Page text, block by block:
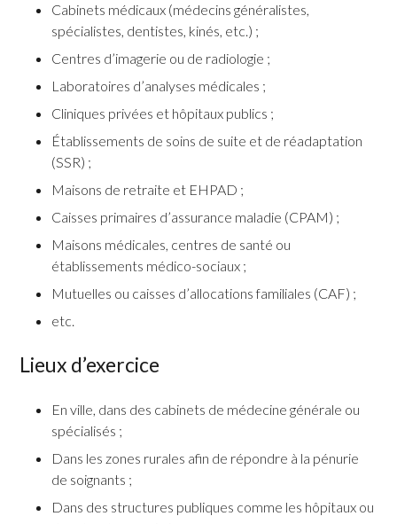
Cabinets médicaux (médecins généralistes,
spécialistes, dentistes, kinés, etc.) ;
Centres d’imagerie ou de radiologie ;
Laboratoires d’analyses médicales ;
Cliniques privées et hôpitaux publics ;
Établissements de soins de suite et de réadaptation
(SSR) ;
Maisons de retraite et EHPAD ;
Caisses primaires d’assurance maladie (CPAM) ;
Maisons médicales, centres de santé ou
établissements médico-sociaux ;
Mutuelles ou caisses d’allocations familiales (CAF) ;
etc.
Lieux d’exercice
En ville, dans des cabinets de médecine générale ou
spécialisés ;
Dans les zones rurales afin de répondre à la pénurie
de soignants ;
Dans des structures publiques comme les hôpitaux ou